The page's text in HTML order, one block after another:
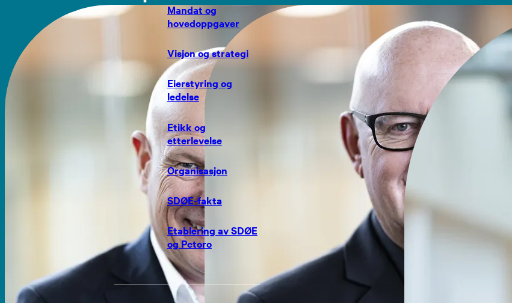
Mandat og
hovedoppgaver
Visjon og strategi
Eierstyring og
ledelse
Etikk og
etterlevelse
Organisasjon
SDØE-fakta
Etablering av SDØE
og Petoro